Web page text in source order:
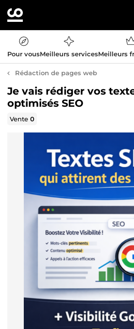
Pour vousMeilleurs servicesMeilleurs
Rédaction de pages web
Je vais rédiger vos
optimisés SEO
Vente0